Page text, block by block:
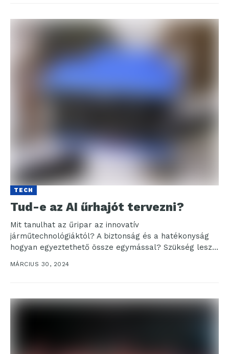
TECH
Tud-e az AI űrhajót tervezni?
Mit tanulhat az űripar az innovatív
járműtechnológiáktól? A biztonság és a hatékonyság
hogyan egyeztethető össze egymással? Szükség lesz-
e még mérnökökre, vagy a mesterséges...
MÁRCIUS 30, 2024